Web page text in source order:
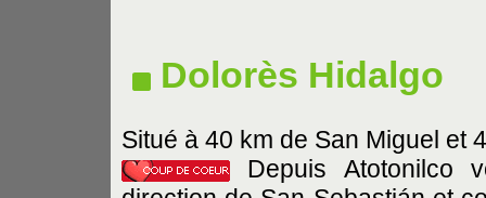
Dolorès Hidalgo
Situé à 40 km de San Miguel et
Depuis Atotonilco